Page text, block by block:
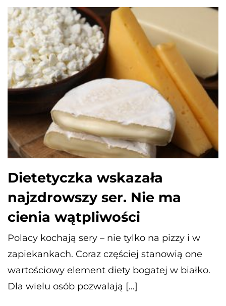
Dietetyczka wskazała
najzdrowszy ser. Nie ma
cienia wątpliwości
Polacy kochają sery – nie tylko na pizzy i w
zapiekankach. Coraz częściej stanowią one
wartościowy element diety bogatej w białko.
Dla wielu osób pozwalają […]